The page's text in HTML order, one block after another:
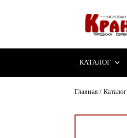
КАТАЛОГ
Главная / Каталог